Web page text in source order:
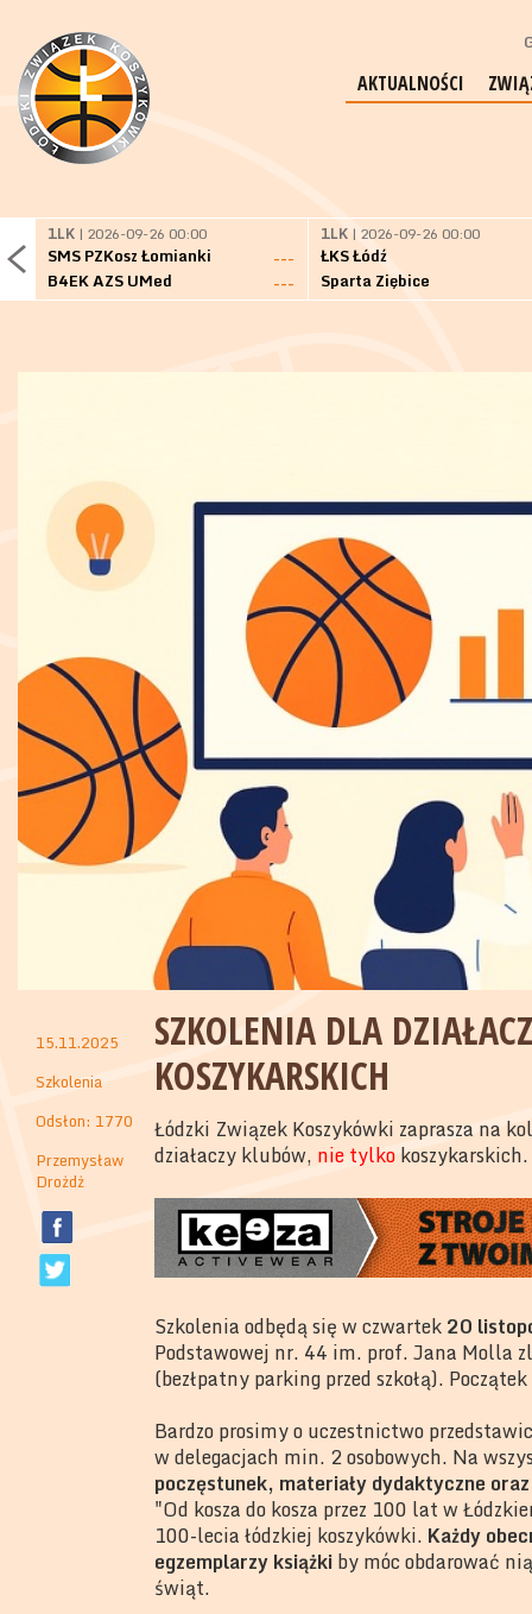
AKTUALNOŚCI
1LK | 2026-09-26 00:00
SMS PZKosz Łomianki
---
B4EK AZS UMed
---
1LK | 2026-09-26 00:00
ŁKS Łódź
Sparta Ziębice
15.11.2025
Szkolenia
Odsłon: 1770
Przemysław
Drożdż
SZKOLENIA DLA
KOSZYKARSKICH
Łódzki Związek Koszykówki zaprasza na
działaczy klubów, nietylkokoszykarskich.
Szkolenia odbędą się w czwartek20
Podstawowej nr. 44 im. prof. Jana Molla
(bezłpatny parking przed szkołą).
Bardzo prosimy o uczestnictwo
w delegacjach min. 2 osobowych. Na
poczęstunek, materiały dydaktyczne
"Od kosza do kosza przez 100 lat w
100-lecia łódzkiej koszykówki. Każdy
egzemplarzy książkiby móc obdarować
świąt.